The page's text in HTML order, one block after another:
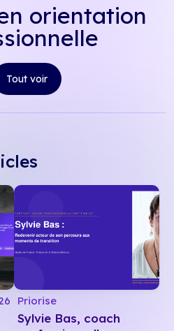
orientation
Tout voir
Priorise
Sylvie Bas, coach